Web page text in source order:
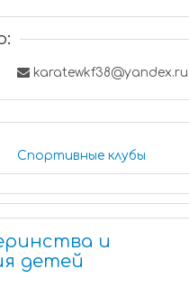
karatewkf38@yandex.ru
Спортивные клубы
и
детей